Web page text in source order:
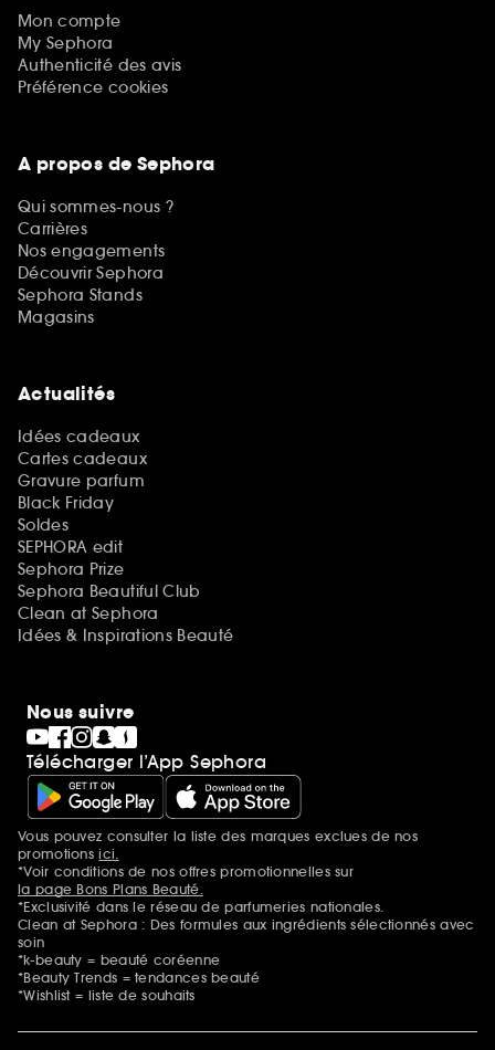
Mon compte
My Sephora
Authenticité des avis
Préférence cookies
A propos de Sephora
Qui sommes-nous ?
Carrières
Nos engagements
Découvrir Sephora
Sephora Stands
Magasins
Actualités
Idées cadeaux
Cartes cadeaux
Gravure parfum
Black Friday
Soldes
SEPHORA edit
Sephora Prize
Sephora Beautiful Club
Clean at Sephora
Idées & Inspirations Beauté
Nous suivre
Télécharger l’App Sephora
Mentions additionnelles
Vous pouvez consulter la liste des marques exclues de nos
promotionsici.
*Voir conditions de nos offres promotionnelles sur
la page Bons Plans Beauté.
*Exclusivité dans le réseau de parfumeries nationales.
Clean at Sephora : Des formules aux ingrédients sélectionnés avec
soin
*k-beauty = beauté coréenne
*Beauty Trends = tendances beauté
*Wishlist = liste de souhaits